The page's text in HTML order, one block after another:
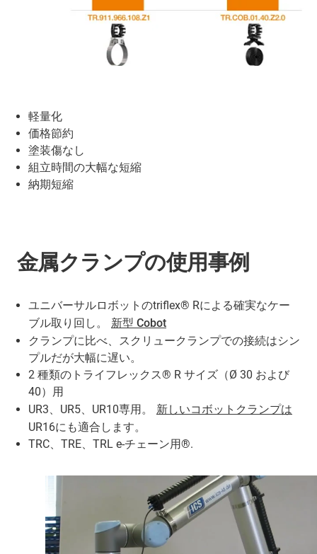
軽量化
価格節約
塗装傷なし
組立時間の大幅な短縮
納期短縮
金属クランプの使用事例
ユニバーサルロボットのtriflex® Rによる確実なケー
ブル取り回し。
新型 Cobot
クランプに比べ、スクリュークランプでの接続はシン
プルだが大幅に遅い。
2 種類のトライフレックス® R サイズ（Ø 30 および
40）用
UR3、UR5、UR10専用。
新しいコボットクランプは
UR16にも適合します。
TRC、TRE、TRL e-チェーン用®.